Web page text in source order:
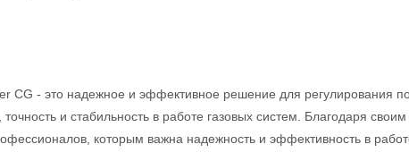
CG - это надежное и эффективное решение для регулирования
точность и стабильность в работе газовых систем. Благодаря
которым важна надежность и эффективность в